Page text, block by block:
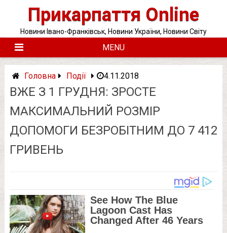
Прикарпаття Online
Новини Івано-Франківськ, Новини України, Новини Світу
MENU
Головна Події 4.11.2018
ВЖЕ З 1 ГРУДНЯ: ЗРОСТЕ
МАКСИМАЛЬНИЙ РОЗМІР
ДОПОМОГИ БЕЗРОБІТНИМ ДО 7 412
ГРИВЕНЬ